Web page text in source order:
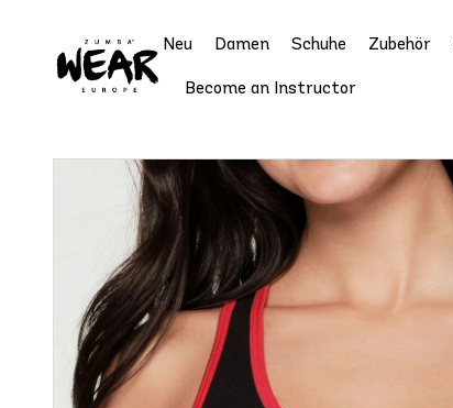
Neu Damen Schuhe Zubehör
Become an Instructor